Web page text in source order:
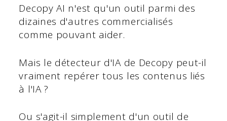
Decopy AI n'est qu'un outil parmi des
dizaines d'autres commercialisés
comme pouvant aider.
Mais le détecteur d'IA de Decopy peut-il
vraiment repérer tous les contenus liés
à l'IA ?
Ou s'agit-il simplement d'un outil de